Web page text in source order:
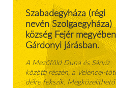
Szabadegyháza (régi
nevén Szolgaegyháza)
község Fejér
Gárdonyi járásban.
A Mezőföld Duna és Sárvíz
közötti részén, a Velencei-
délre fekszik. Megközelíthető